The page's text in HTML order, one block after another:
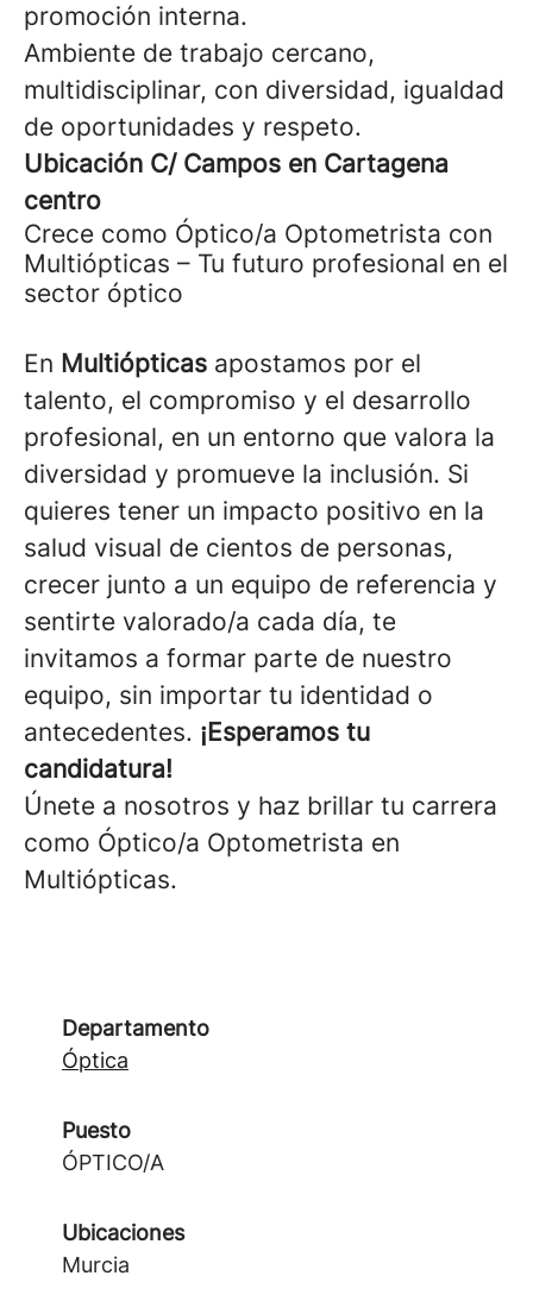
promoción interna.
Ambiente de trabajo cercano,
multidisciplinar, con diversidad, igualdad
de oportunidades y respeto.
Ubicación C/ Campos en Cartagena
centro
Crece como Óptico/a Optometrista con
Multiópticas – Tu futuro profesional en el
sector óptico
En Multiópticas apostamos por el
talento, el compromiso y el desarrollo
profesional, en un entorno que valora la
diversidad y promueve la inclusión. Si
quieres tener un impacto positivo en la
salud visual de cientos de personas,
crecer junto a un equipo de referencia y
sentirte valorado/a cada día, te
invitamos a formar parte de nuestro
equipo, sin importar tu identidad o
antecedentes. ¡Esperamos tu
candidatura!
Únete a nosotros y haz brillar tu carrera
como Óptico/a Optometrista en
Multiópticas.
Departamento
Óptica
Puesto
ÓPTICO/A
Ubicaciones
Murcia